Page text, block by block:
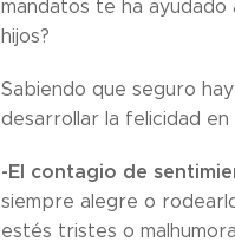
mandatos te ha
hijos?
Sabiendo que seguro
desarrollar la felicidad en
-El contagio de
siempre alegre o
estés tristes o